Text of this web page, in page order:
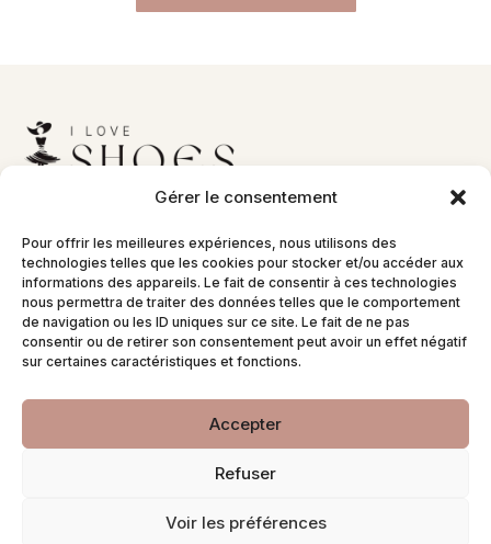
Gérer le consentement
Pour offrir les meilleures expériences, nous utilisons des
technologies telles que les cookies pour stocker et/ou accéder aux
informations des appareils. Le fait de consentir à ces technologies
nous permettra de traiter des données telles que le comportement
de navigation ou les ID uniques sur ce site. Le fait de ne pas
consentir ou de retirer son consentement peut avoir un effet négatif
sur certaines caractéristiques et fonctions.
Accepter
Refuser
Voir les préférences
Tendances mode, chaussures et inspirations du
Liens utiles
Blog
Tendances
Contact